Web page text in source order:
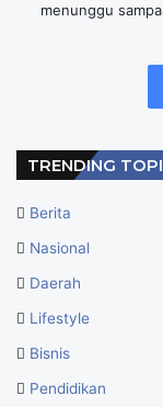
menunggu
TRENDING
Berita
Nasional
Daerah
Lifestyle
Bisnis
Pendidikan